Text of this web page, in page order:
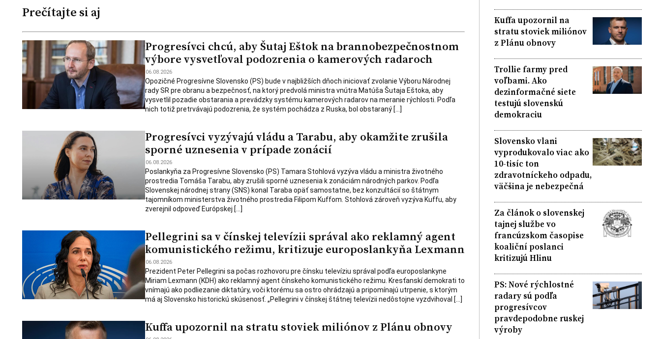
Prečítajte si aj
Progresívci chcú, aby Šutaj Eštok na brannobezpečnostnom
výbore vysvetľoval podozrenia o kamerových radaroch
06.08.2026
Opozičné Progresívne Slovensko (PS) bude v najbližších dňoch iniciovať zvolanie Výboru Národnej
rady SR pre obranu a bezpečnosť, na ktorý predvolá ministra vnútra Matúša Šutaja Eštoka, aby
vysvetlil pozadie obstarania a prevádzky systému kamerových radarov na meranie rýchlosti. Podľa
nich totiž pretrvávajú podozrenia, že systém pochádza z Ruska, bol obstaraný […]
Progresívci vyzývajú vládu a Tarabu, aby okamžite zrušila
sporné uznesenia v prípade zonácií
06.08.2026
Poslankyňa za Progresívne Slovensko (PS) Tamara Stohlová vyzýva vládu a ministra životného
prostredia Tomáša Tarabu, aby zrušili sporné uznesenia k zonáciám národných parkov. Podľa
Slovenskej národnej strany (SNS) konal Taraba opäť samostatne, bez konzultácií so štátnym
tajomníkom ministerstva životného prostredia Filipom Kuffom. Stohlová zároveň vyzýva Kuffu, aby
zverejnil odpoveď Európskej […]
Pellegrini sa v čínskej televízii správal ako reklamný agent
komunistického režimu, kritizuje europoslankyňa Lexmann
06.08.2026
Prezident Peter Pellegrini sa počas rozhovoru pre čínsku televíziu správal podľa europoslankyne
Miriam Lexmann (KDH) ako reklamný agent čínskeho komunistického režimu. Kresťanskí demokrati to
vnímajú ako podliezanie diktatúry, voči ktorému sa ostro ohrádzajú a pripomínajú utrpenie, s ktorým
má aj Slovensko historickú skúsenosť. „Pellegrini v čínskej štátnej televízii nedôstojne vyzdvihoval […]
Kuffa upozornil na stratu stoviek miliónov z Plánu obnovy
Kuffa upozornil na
stratu stoviek miliónov
z Plánu obnovy
Trollie farmy pred
voľbami. Ako
dezinformačné siete
testujú slovenskú
demokraciu
Slovensko vlani
vyprodukovalo viac ako
10-tisíc ton
zdravotníckeho odpadu,
väčšina je nebezpečná
Za článok o slovenskej
tajnej službe vo
francúzskom časopise
koaliční poslanci
kritizujú Hlinu
PS: Nové rýchlostné
radary sú podľa
progresívcov
pravdepodobne ruskej
výroby